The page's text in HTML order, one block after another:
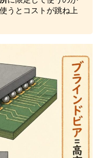
うとコストが跳ね上